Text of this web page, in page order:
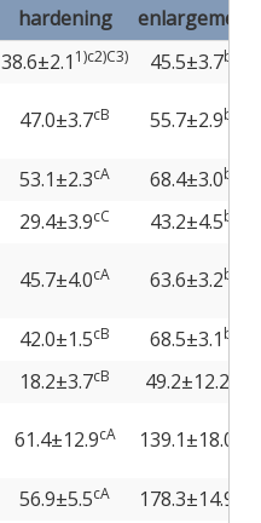
hardening
enlargement
38.6±2.1 1)c2)C3) 45.5±3.7b
47.0±3.7cB 55.7±2.9b
53.1±2.3cA 68.4±3.0b
29.4±3.9cC 43.2±4.5b
45.7±4.0cA 63.6±3.2b
42.0±1.5cB 68.5±3.1 b
18.2±3.7cB 49.2±12.2
61.4±12.9cA 139.1±18.0
56.9±5.5cA 178.3±14.9